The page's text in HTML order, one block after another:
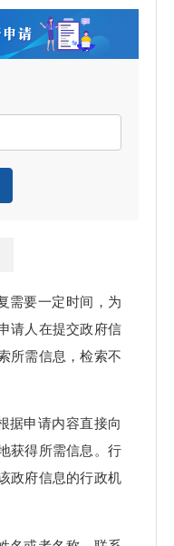
需要一定时间，为
请人在提交政府信
所需信息，检索不
据申请内容直接向
获得所需信息。行
政府信息的行政机